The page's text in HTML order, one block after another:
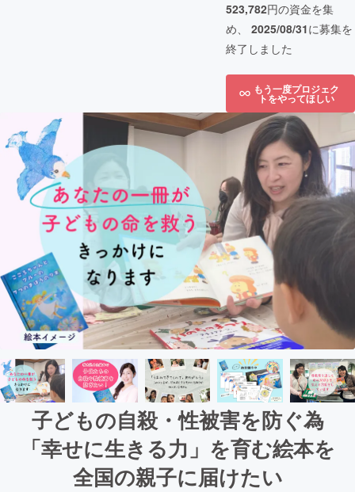
523,782円の資金を集
め、 2025/08/31に募集を
終了しました
もう一度プロジェク
トをやってほしい
子どもの自殺・性被害を防ぐ為
「幸せに生きる力」を育む絵本を
全国の親子に届けたい